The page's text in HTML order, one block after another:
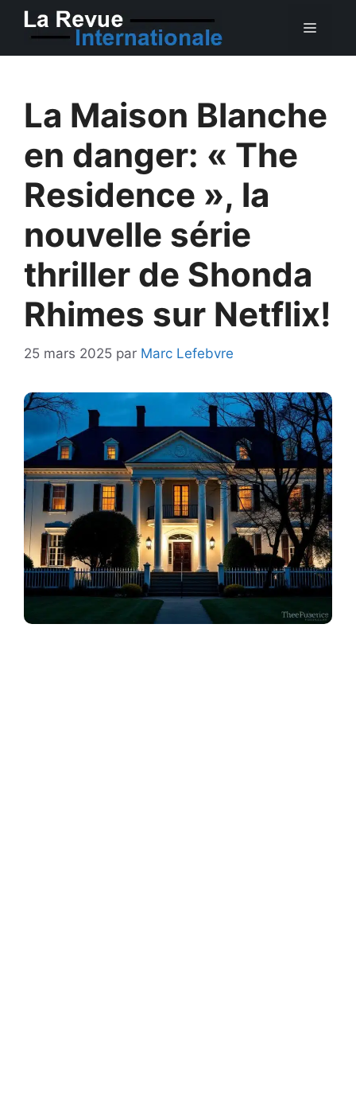
Aller
La Maison Blanche
en danger: « The
Residence », la
nouvelle série
thriller de Shonda
Rhimes sur Netflix!
25 mars 2025 par Marc Lefebvre